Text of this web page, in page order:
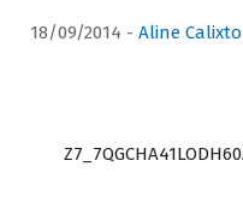
18/09/2014 - Aline